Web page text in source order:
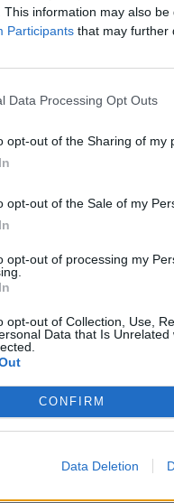
This information may also
Participants that may further
Data Processing Opt Outs
opt-out of the Sharing of my
opt-out of the Sale of my
opt-out of processing my
opt-out of Collection, Use,
Data that Is
CONFIRM
Data Deletion
Σοκ έχει προκαλέσει
Ρουμανία με βαν που